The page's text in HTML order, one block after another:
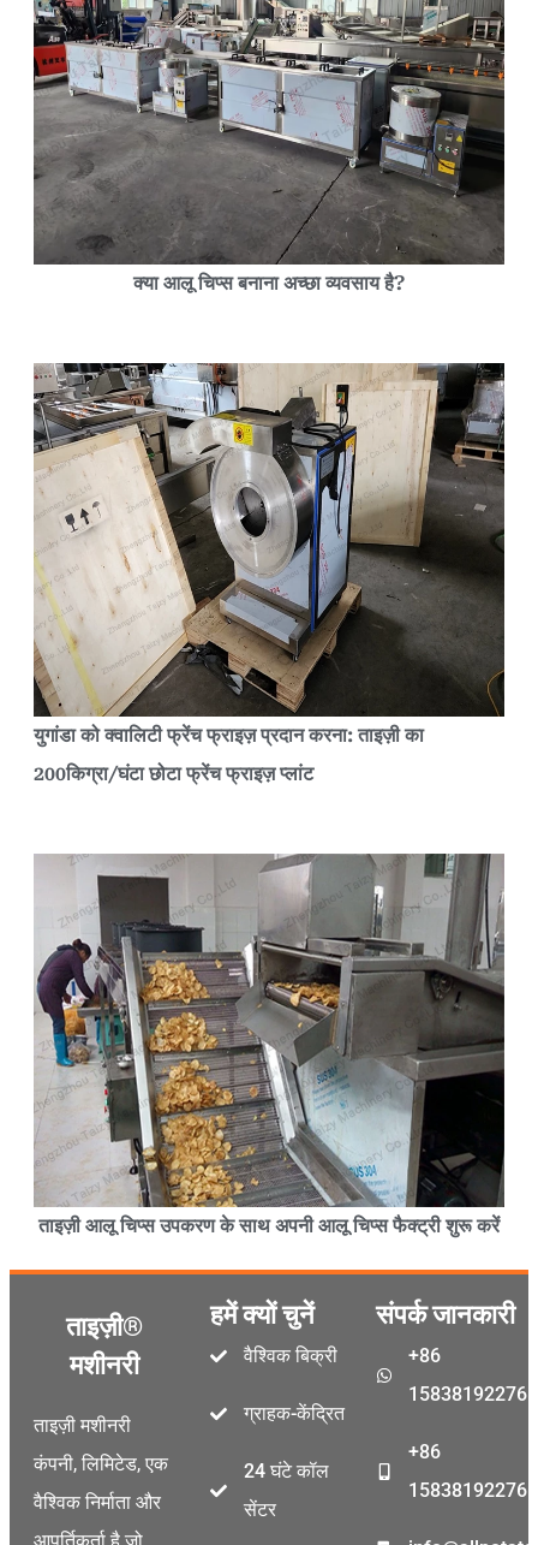
क्या आलू चिप्स बनाना अच्छा व्यवसाय है?
युगांडा को क्वालिटी फ्रेंच फ्राइज़ प्रदान करना: ताइज़ी का
200किग्रा/घंटा छोटा फ्रेंच फ्राइज़ प्लांट
ताइज़ी आलू चिप्स उपकरण के साथ अपनी आलू चिप्स फैक्ट्री शुरू करें
ताइज़ी®
मशीनरी
ताइज़ी मशीनरी
कंपनी, लिमिटेड, एक
वैश्विक निर्माता और
हमें क्यों चुनें
वैश्विक बिक्री
ग्राहक-केंद्रित
24 घंटे कॉल
सेंटर
संपर्क जानकारी
+86
15838192276
+86
15838192276